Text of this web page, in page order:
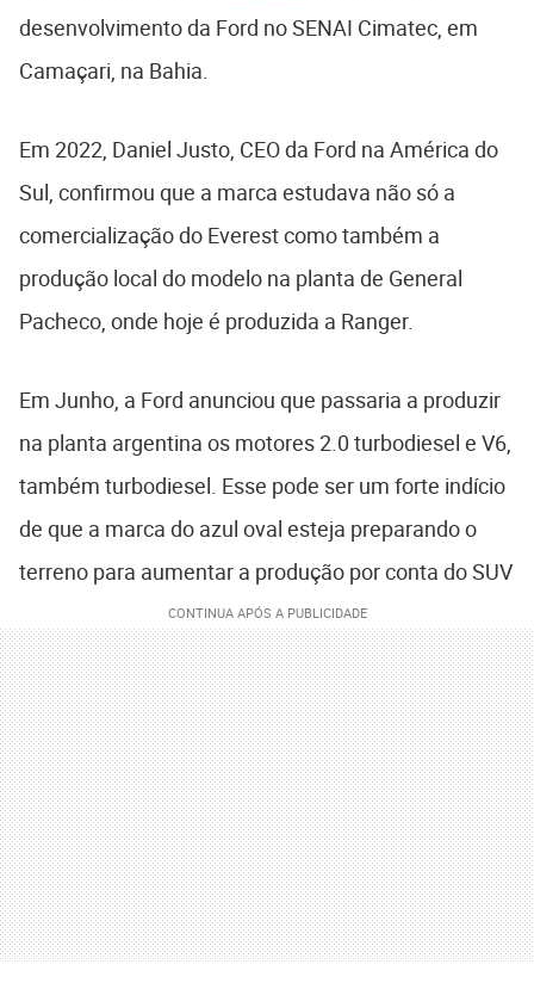
desenvolvimento da Ford no SENAI Cimatec, em
Camaçari, na Bahia.
Em 2022, Daniel Justo, CEO da Ford na América do
Sul, confirmou que a marca estudava não só a
comercialização do Everest como também a
produção local do modelo na planta de General
Pacheco, onde hoje é produzida a Ranger.
Em Junho, a Ford anunciou que passaria a produzir
na planta argentina os motores 2.0 turbodiesel e V6,
também turbodiesel. Esse pode ser um forte indício
de que a marca do azul oval esteja preparando o
terreno para aumentar a produção por conta do SUV